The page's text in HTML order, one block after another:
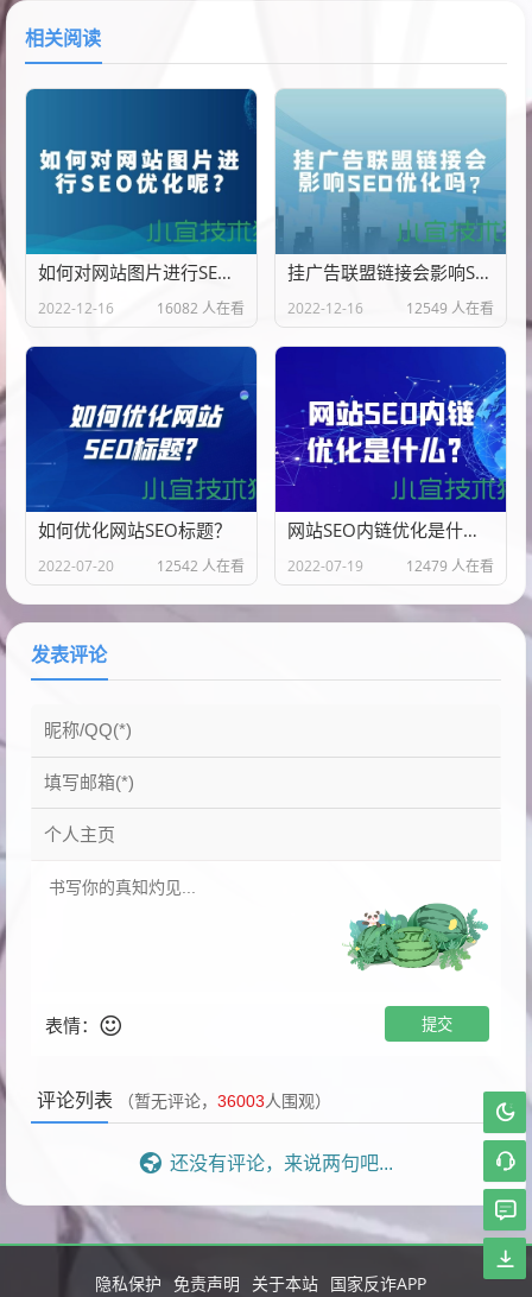
相关阅读
如何对网站图片进行SEO优化呢？
2022-12-16 16082 人在看
挂广告联盟链接会影响SEO优化吗?
2022-12-16 12549 人在看
如何优化网站SEO标题？
2022-07-20 12542 人在看
网站SEO内链优化是什么？
2022-07-19 12479 人在看
发表评论
表情：
评论列表 （暂无评论， 36003人围观）
还没有评论，来说两句吧...
隐私保护 免责声明 关于本站 国家反诈APP